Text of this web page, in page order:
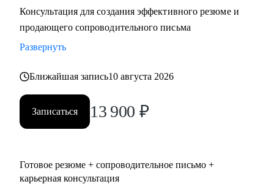
• Два высших образования - Менеджмент и Стратегическое
управление персоналом. Дополнительное образование в
сфере коучинга и карьерного консультирования.
С чем помогу:
• Нет приглашений на интервью - разберем, почему рынок
не видит вашу ценность, и исправим.
• Не знаете, как выгодно представить опыт - соберем
• Перерыв в работе, разнородный бэкграунд (нелинейный
Консультация для создания эффективного резюме и
продающего сопроводительного письма
Развернуть
Ближайшая запись10 августа 2026
Записаться 13 900 ₽
Готовое резюме + сопроводительное письмо +
карьерная консультация